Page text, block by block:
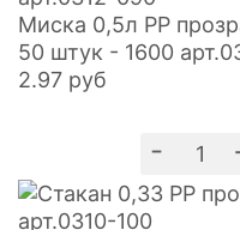
Миска 0,5л PP
50 штук - 1600
2.97 руб
-